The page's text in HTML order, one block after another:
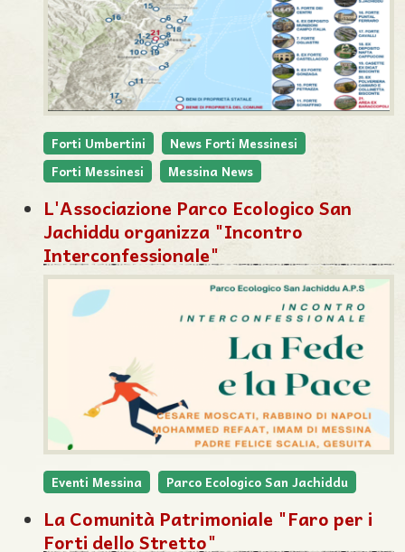
Forti Umbertini
News Forti Messinesi
Forti Messinesi
Messina News
L'Associazione Parco Ecologico San
Jachiddu organizza "Incontro
Interconfessionale"
Eventi Messina Parco Ecologico San Jachiddu
La Comunità Patrimoniale "Faro per i
Forti dello Stretto"